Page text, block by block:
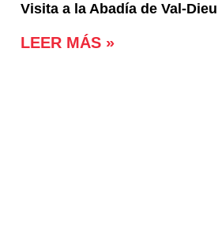
Visita a la Abadía de Val-Dieu
LEER MÁS »